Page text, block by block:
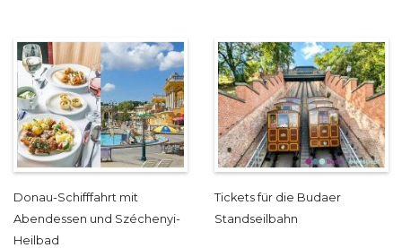
Donau-Schifffahrt mit
Abendessen und Széchenyi-
Heilbad
Tickets für die Budaer
Standseilbahn